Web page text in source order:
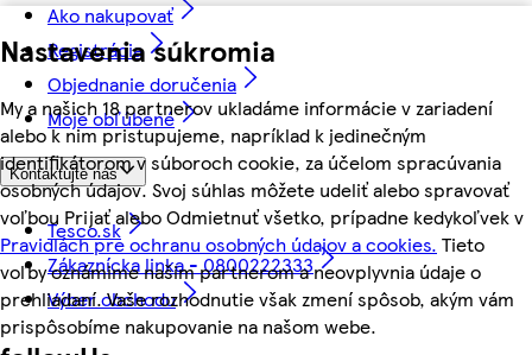
Nastavenia súkromia
My a našich 18 partnerov ukladáme informácie v zariadení
alebo k nim pristupujeme, napríklad k jedinečným
identifikátorom v súboroch cookie, za účelom spracúvania
osobných údajov. Svoj súhlas môžete udeliť alebo spravovať
voľbou Prijať alebo Odmietnuť všetko, prípadne kedykoľvek v
Pravidlách pre ochranu osobných údajov a cookies. Tieto
voľby oznámime našim partnerom a neovplyvnia údaje o
prehliadaní. Vaše rozhodnutie však zmení spôsob, akým vám
prispôsobíme nakupovanie na našom webe.
Ako nakupovať
Registrácia
Objednanie doručenia
Moje obľúbené
Kontaktujte nás
Tesco.sk
Zákaznícka linka - 0800222333
Výber obchodu